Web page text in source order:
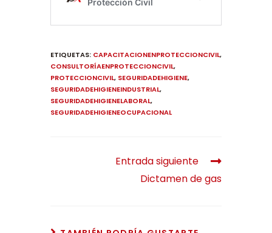
ETIQUETAS: CAPACITACIONENPROTECCIONCIVIL,
CONSULTORÍAENPROTECCIONCIVIL,
PROTECCIONCIVIL, SEGURIDADEHIGIENE,
SEGURIDADEHIGIENEINDUSTRIAL,
SEGURIDADEHIGIENELABORAL,
SEGURIDADEHIGIENEOCUPACIONAL
Entrada siguiente
Dictamen de gas